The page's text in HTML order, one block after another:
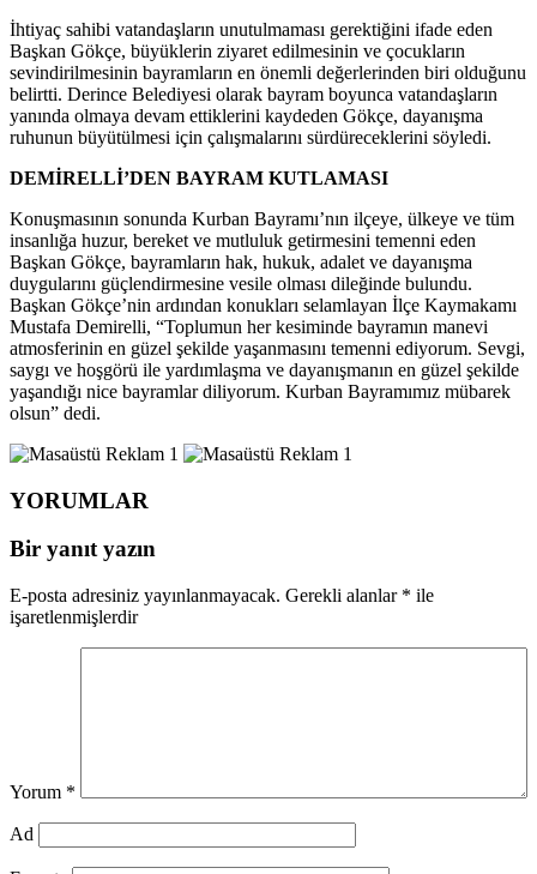
İhtiyaç sahibi vatandaşların unutulmaması gerektiğini ifade eden
Başkan Gökçe, büyüklerin ziyaret edilmesinin ve çocukların
sevindirilmesinin bayramların en önemli değerlerinden biri olduğunu
belirtti. Derince Belediyesi olarak bayram boyunca vatandaşların
yanında olmaya devam ettiklerini kaydeden Gökçe, dayanışma
ruhunun büyütülmesi için çalışmalarını sürdüreceklerini söyledi.
DEMİRELLİ’DEN BAYRAM KUTLAMASI
Konuşmasının sonunda Kurban Bayramı’nın ilçeye, ülkeye ve tüm
insanlığa huzur, bereket ve mutluluk getirmesini temenni eden
Başkan Gökçe, bayramların hak, hukuk, adalet ve dayanışma
duygularını güçlendirmesine vesile olması dileğinde bulundu.
Başkan Gökçe’nin ardından konukları selamlayan İlçe Kaymakamı
Mustafa Demirelli, “Toplumun her kesiminde bayramın manevi
atmosferinin en güzel şekilde yaşanmasını temenni ediyorum. Sevgi,
saygı ve hoşgörü ile yardımlaşma ve dayanışmanın en güzel şekilde
yaşandığı nice bayramlar diliyorum. Kurban Bayramımız mübarek
olsun” dedi.
YORUMLAR
Bir yanıt yazın
E-posta adresiniz yayınlanmayacak. Gerekli alanlar * ile
işaretlenmişlerdir
Yorum *
Ad